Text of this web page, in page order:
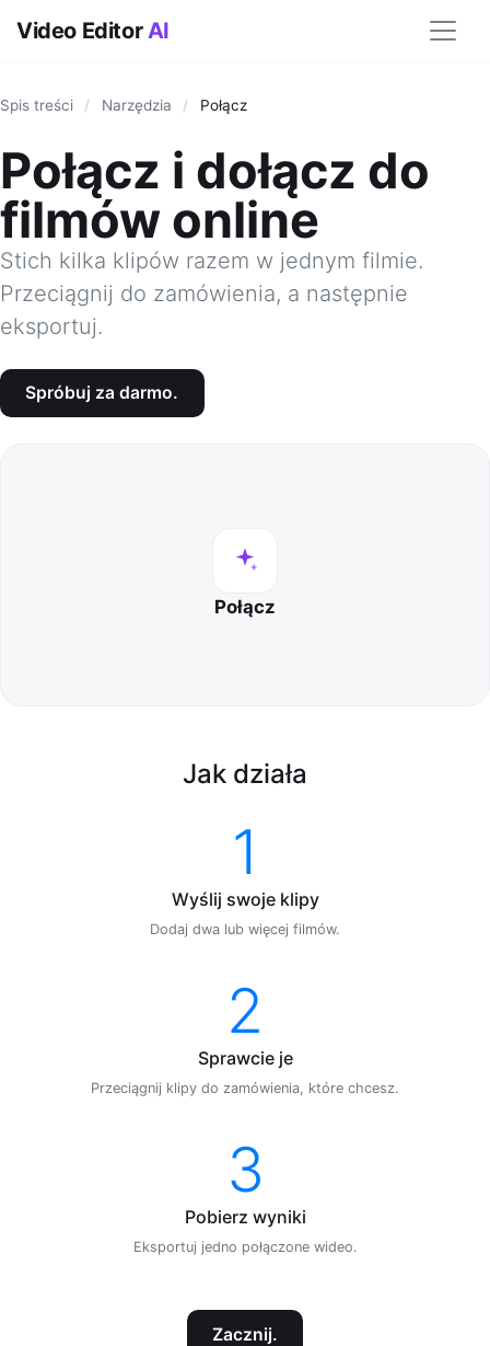
Video EditorAI
Spis treści / Narzędzia / Połącz
Połącz i dołącz do
filmów online
Stich kilka klipów razem w jednym filmie.
Przeciągnij do zamówienia, a następnie
eksportuj.
Spróbuj za darmo.
Połącz
Jak działa
1
Wyślij swoje klipy
Dodaj dwa lub więcej filmów.
2
Sprawcie je
Przeciągnij klipy do zamówienia, które chcesz.
3
Pobierz wyniki
Eksportuj jedno połączone wideo.
Zacznij.